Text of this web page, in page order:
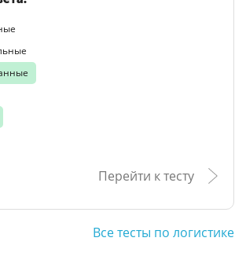
Перейти к тесту
Все тесты по логистике